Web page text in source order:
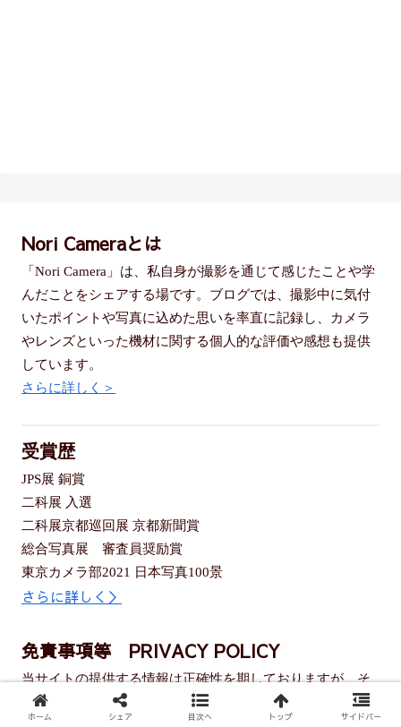
Nori Cameraとは
「Nori Camera」は、私自身が撮影を通じて感じたことや学
んだことをシェアする場です。ブログでは、撮影中に気付
いたポイントや写真に込めた思いを率直に記録し、カメラ
やレンズといった機材に関する個人的な評価や感想も提供
しています。
さらに詳しく＞
受賞歴
JPS展 銅賞
二科展 入選
二科展京都巡回展 京都新聞賞
総合写真展 審査員奨励賞
東京カメラ部2021 日本写真100景
さらに詳しく＞
免責事項等 PRIVACY POLICY
当サイトの提供する情報は正確性を期しておりますが、そ
の完全性や信頼性を保証するものではありません。情報に
ホーム シェア 目次へ トップ サイドバー